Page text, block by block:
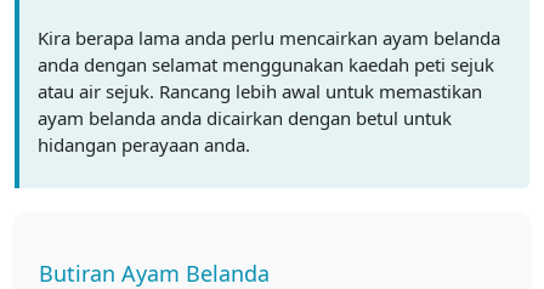
Kira berapa lama anda perlu mencairkan ayam belanda
anda dengan selamat menggunakan kaedah peti sejuk
atau air sejuk. Rancang lebih awal untuk memastikan
ayam belanda anda dicairkan dengan betul untuk
hidangan perayaan anda.
Butiran Ayam Belanda